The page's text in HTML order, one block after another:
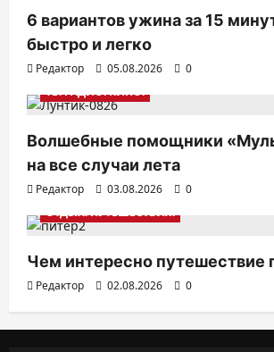
6 вариантов ужина за 15
быстро и легко
Редактор 05.08.2026
0
ТВ. РАДИО. КИНО.
Волшебные помощники
на все случаи лета
Редактор 03.08.2026
0
ОТДЫХ. ПУТЕШЕСТВИЯ.
Чем интересно путешествие
Редактор 02.08.2026 0